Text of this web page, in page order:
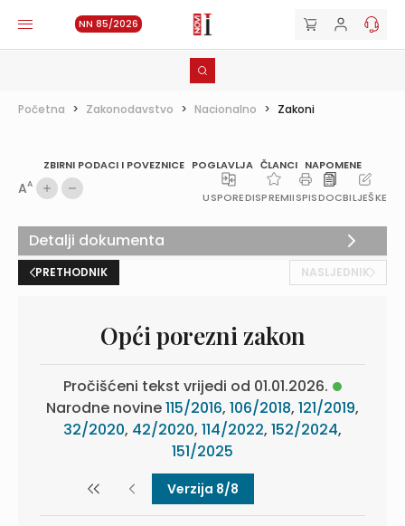
NN 85/2026
Početna > Zakonodavstvo > Nacionalno > Zakoni
ZBIRNI PODACI I POVEZNICE POGLAVLJA ČLANCI NAPOMENE
AA
USPOREDISPREMIISPISDOCBILJEŠKE
PRETHODNIK NASLJEDNIK
Opći porezni zakon
Pročišćeni tekst vrijedi od 01.01.2026.
Narodne novine115/2016, 106/2018, 121/2019,
32/2020, 42/2020, 114/2022, 152/2024,
151/2025
Verzija 8/8
Detalji dokumenta